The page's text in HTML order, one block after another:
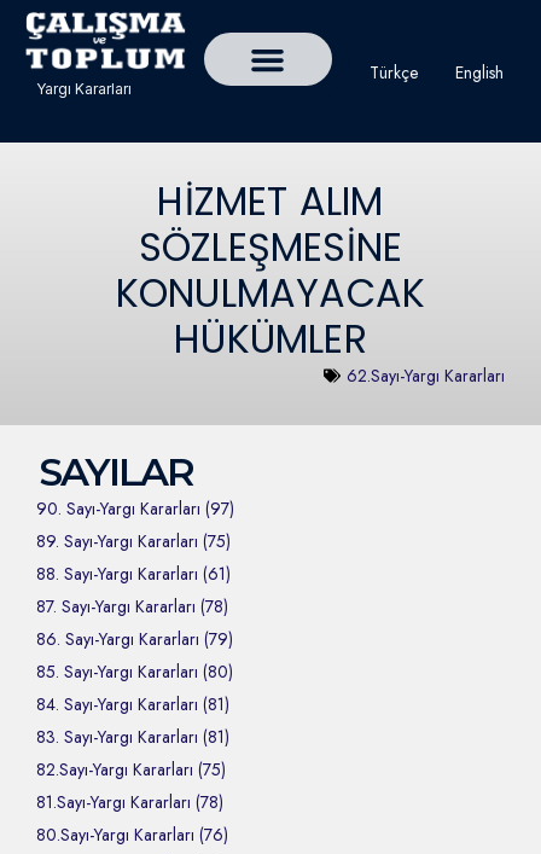
Türkçe English
Yargı Kararları
HİZMET ALIM
SÖZLEŞMESİNE
KONULMAYACAK
HÜKÜMLER
62.Sayı-Yargı Kararları
SAYILAR
90. Sayı-Yargı Kararları (97)
89. Sayı-Yargı Kararları (75)
88. Sayı-Yargı Kararları (61)
87. Sayı-Yargı Kararları (78)
86. Sayı-Yargı Kararları (79)
85. Sayı-Yargı Kararları (80)
84. Sayı-Yargı Kararları (81)
83. Sayı-Yargı Kararları (81)
82.Sayı-Yargı Kararları (75)
81.Sayı-Yargı Kararları (78)
80.Sayı-Yargı Kararları (76)